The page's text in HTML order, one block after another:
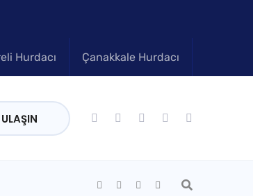
Hurdacı Çanakkale Hurdacı